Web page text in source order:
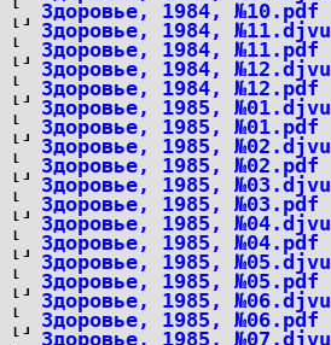
Здоровье, 1984, №10.pdf
Здоровье, 1984, №11.djvu
Здоровье, 1984, №11.pdf
Здоровье, 1984, №12.djvu
Здоровье, 1984, №12.pdf
Здоровье, 1985, №01.djvu
Здоровье, 1985, №01.pdf
Здоровье, 1985, №02.djvu
Здоровье, 1985, №02.pdf
Здоровье, 1985, №03.djvu
Здоровье, 1985, №03.pdf
Здоровье, 1985, №04.djvu
Здоровье, 1985, №04.pdf
Здоровье, 1985, №05.djvu
Здоровье, 1985, №05.pdf
Здоровье, 1985, №06.djvu
Здоровье, 1985, №06.pdf
Здоровье, 1985, №07.djvu